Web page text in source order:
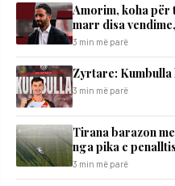
Amorim, koha për
marr disa
3 min më parë
Zyrtare: Kumbulla
3 min më parë
Tirana barazon
nga pika e
3 min më parë